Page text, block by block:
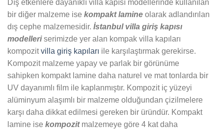
Dış etkenlere dayanıklı villa kapısı modellerinde kullanılan
bir diğer malzeme ise kompakt lamine olarak adlandırılan
dış cephe malzemesidir. İstanbul villa giriş kapısı
modelleriserimizde yer alan kompak villa kapıları
kompozitvilla giriş kapıları ile karşılaştırmak gerekirse.
Kompozit malzeme yapay ve parlak bir görünüme
sahipken kompakt lamine daha naturel ve mat tonlarda bir
UV dayanımlı film ile kaplanmıştır. Kompozit iç yüzeyi
alüminyum alaşımlı bir malzeme olduğundan çizilmelere
karşı daha dikkat edilmesi gereken bir üründür. Kompakt
lamine ise kompozit malzemeye göre 4 kat daha